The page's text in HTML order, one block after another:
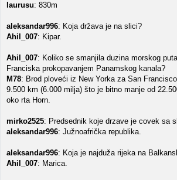
laurusu: 830m
aleksandar996: Koja država je na slici?
Ahil_007: Kipar.
Ahil_007: Koliko se smanjila duzina morskog
Franciska prokopavanjem Panamskog kanala?
M78: Brod ploveći iz New Yorka za San
9.500 km (6.000 milja) što je bitno manje od
oko rta Horn.
mirko2525: Predsednik koje drzave je covek sa
aleksandar996: Južnoafrička republika.
aleksandar996: Koja je najduža rijeka na
Ahil_007: Marica.